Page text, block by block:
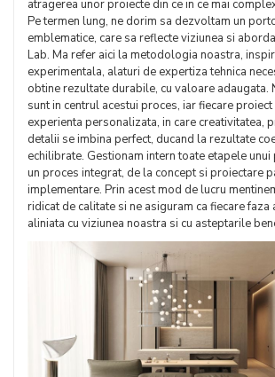
atragerea unor proiecte din ce in ce mai
Pe termen lung, ne dorim sa dezvoltam un
emblematice, care sa reflecte viziunea si
Lab. Ma refer aici la metodologia noastra,
experimentala, alaturi de expertiza tehnica
obtine rezultate durabile, cu valoare adaugata.
sunt in centrul acestui proces, iar fiecare
experienta personalizata, in care creativitatea,
detalii se imbina perfect, ducand la rezultate
echilibrate. Gestionam intern toate etapele
un proces integrat, de la concept si proiectare
implementare. Prin acest mod de lucru
ridicat de calitate si ne asiguram ca fiecare
aliniata cu viziunea noastra si cu asteptarile